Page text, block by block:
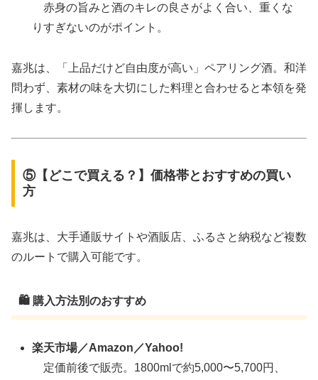
赤身の旨みと酒のキレの良さがよく合い、重くな
りすぎないのがポイント。
嘉兆は、「上品だけど自由度が高い」ペアリング酒。和洋
問わず、素材の味を大切にした料理と合わせると本領を発
揮します。
⑤【どこで買える？】価格帯とおすすめの買い
方
嘉兆は、大手通販サイトや酒販店、ふるさと納税など複数
のルートで購入可能です。
🛍 購入方法別のおすすめ
楽天市場／Amazon／Yahoo!
定価前後で販売。1800mlで約5,000〜5,700円、